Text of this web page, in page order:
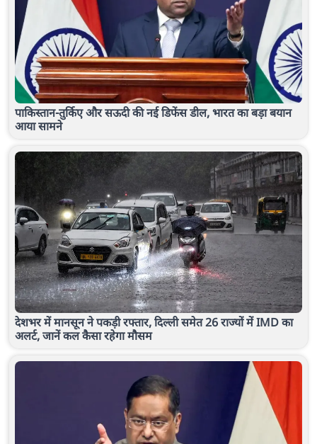
पाकिस्तान-तुर्किए और सऊदी की नई डिफेंस डील, भारत का बड़ा बयान
आया सामने
देशभर में मानसून ने पकड़ी रफ्तार, दिल्ली समेत 26 राज्यों में IMD का
अलर्ट, जानें कल कैसा रहेगा मौसम